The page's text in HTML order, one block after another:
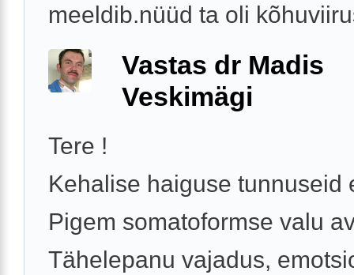
meeldib.nüüd ta oli
Vastas dr Madis
Veskimägi
Tere !
Kehalise haiguse tunnuseid
Pigem somatoformse valu
Tähelepanu vajadus,